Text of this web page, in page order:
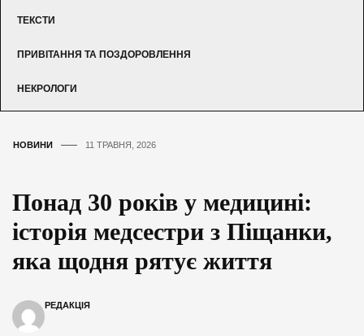
ТЕКСТИ
ПРИВІТАННЯ ТА ПОЗДОРОВЛЕННЯ
НЕКРОЛОГИ
НОВИНИ 11 ТРАВНЯ, 2026
Понад 30 років у медицині:
історія медсестри з Піщанки,
яка щодня рятує життя
РЕДАКЦІЯ